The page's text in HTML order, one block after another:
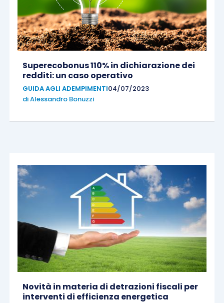
Superecobonus 110% in dichiarazione dei
redditi: un caso operativo
GUIDA AGLI ADEMPIMENTI04/07/2023
diAlessandro Bonuzzi
Novità in materia di detrazioni fiscali per
interventi di efficienza energetica